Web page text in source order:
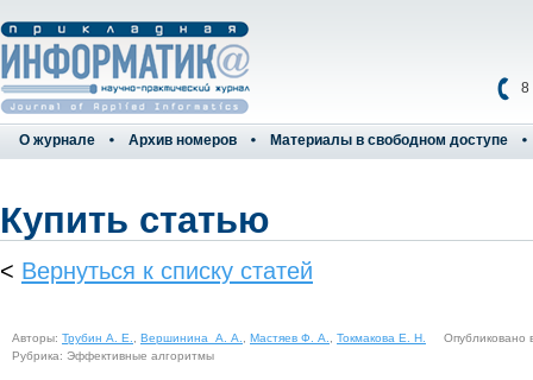
8
О журнале Архив номеров Материалы в свободном доступе
Купить статью
< Вернуться к списку статей
Авторы: Трубин А. Е. Вершинина А. А. Мастяев Ф. А. Токмакова Е. Н.
Опубликовано
Рубрика: Эффективные алгоритмы